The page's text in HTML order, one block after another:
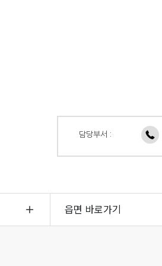
담당부서 :
읍면 바로가기